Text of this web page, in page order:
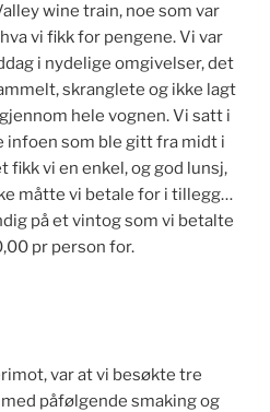
wine train, noe som var
vi fikk for pengene. Vi var
i nydelige omgivelser, det
skranglete og ikke lagt
hele vognen. Vi satt i
infoen som ble gitt fra midt i
vi en enkel, og god lunsj,
måtte vi betale for i tillegg…
på et vintog som vi betalte
pr person for.
var at vi besøkte tre
påfølgende smaking og